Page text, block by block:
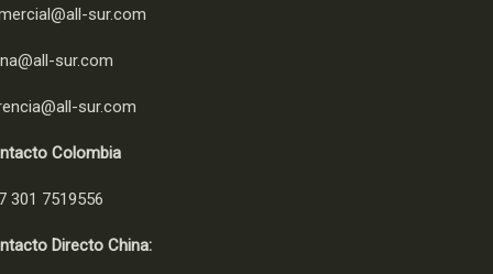
sur.com
sur.com
sur.com
Colombia
301 7519556
Directo China: